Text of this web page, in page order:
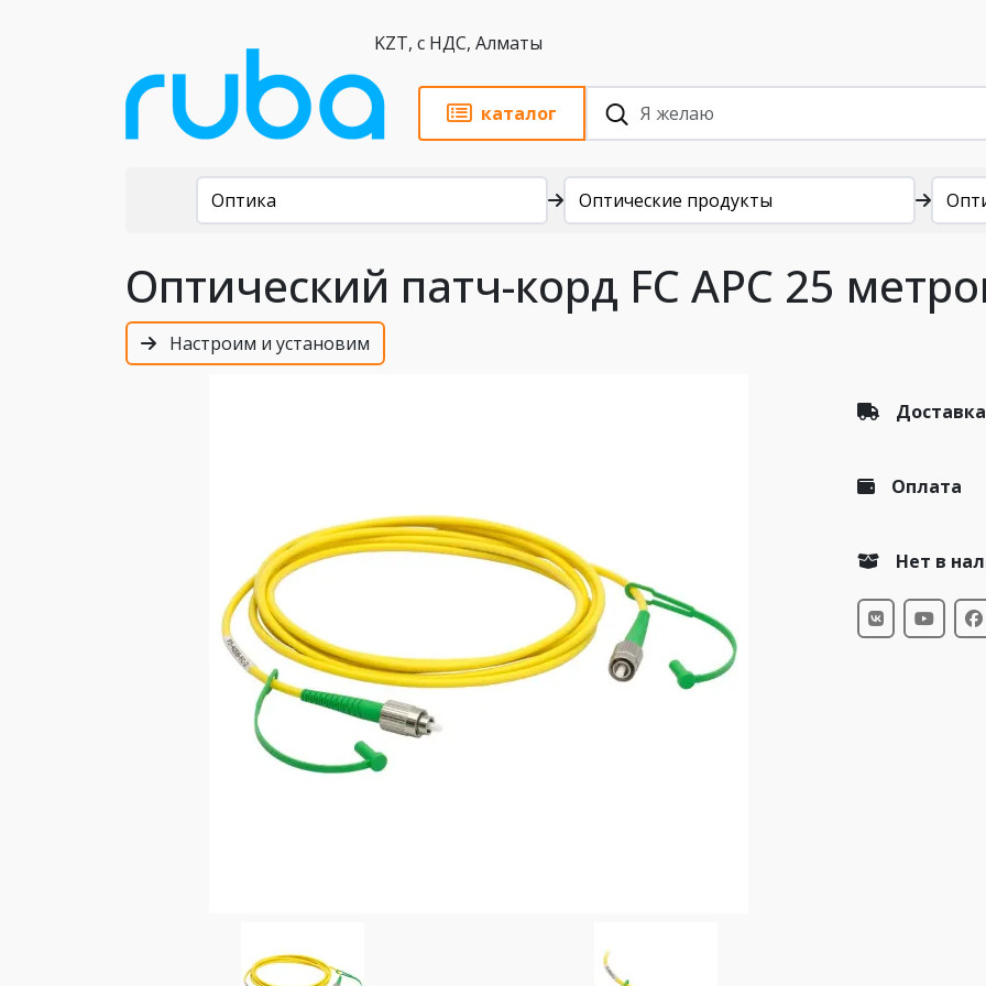
KZT, с НДС, Алматы
каталог
Каталог
Оптика Оптические продукты
Оптический патч-корд FC APC 25
Настроим и установим
Доставка
Оплата
Нет в